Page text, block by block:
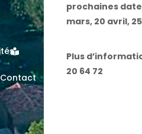
prochaines
mars, 20 avril,
Plus
20 64 72
Contact